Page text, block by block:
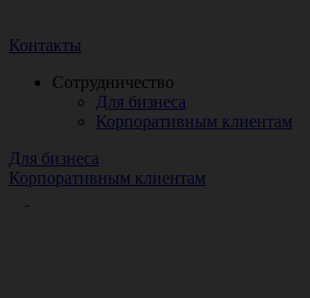
Контакты
Сотрудничество
Для бизнеса
Корпоративным клиентам
Для бизнеса
Корпоративным клиентам